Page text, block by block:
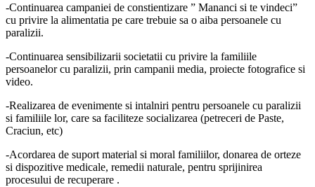
-Continuarea campaniei de constientizare ” Mananci si te vindeci”
cu privire la alimentatia pe care trebuie sa o aiba persoanele cu
paralizii.
-Continuarea sensibilizarii societatii cu privire la familiile
persoanelor cu paralizii, prin campanii media, proiecte fotografice si
video.
-Realizarea de evenimente si intalniri pentru persoanele cu paralizii
si familiile lor, care sa faciliteze socializarea (petreceri de Paste,
Craciun, etc)
-Acordarea de suport material si moral familiilor, donarea de orteze
si dispozitive medicale, remedii naturale, pentru sprijinirea
procesului de recuperare .